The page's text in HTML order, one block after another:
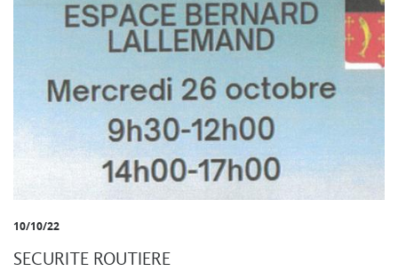
10/10/22
SECURITE ROUTIERE